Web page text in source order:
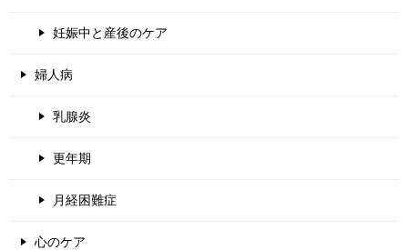
妊娠中と産後のケア
婦人病
乳腺炎
更年期
月経困難症
心のケア